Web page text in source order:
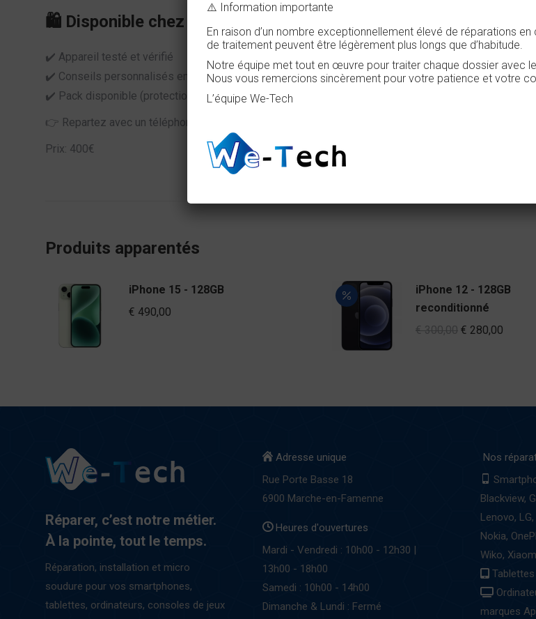
🛍️ Disponible chez We-Tech
✔️ Appareil testé et vérifié
✔️ Conseils personnalisés en magasin
✔️ Pack disponible (protection + accessoires)
👉 Repartez avec un téléphone prêt à l’emploi.
Prix: 400€
Produits apparentés
iPhone 15 - 128GB
€ 490,00
iPhone 12 - 128GB
reconditionné
€300,00 Original
€ 280,00
Réparer, c’est notre métier.
À la pointe, tout le temps.
Réparation, installation et micro
soudure pour vos smartphones,
tablettes, ordinateurs, consoles de jeux
Adresse unique
Rue Porte Basse 18
6900 Marche-en-Famenne
Heures d'ouvertures
Mardi - Vendredi : 10h00 - 12h30 |
13h00 - 18h00
Samedi : 10h00 - 14h00
Dimanche & Lundi : Fermé
Nos
Blackview,
Lenovo,
Nokia,
Wiko,
marques
⚠️ Information importante
En raison d’un nombre exceptionnellement élevé de réparations
de traitement peuvent être légèrement plus longs que d’habitude.
Notre équipe met tout en œuvre pour traiter chaque dossier avec
Nous vous remercions sincèrement pour votre patience et votre
L’équipe We-Tech